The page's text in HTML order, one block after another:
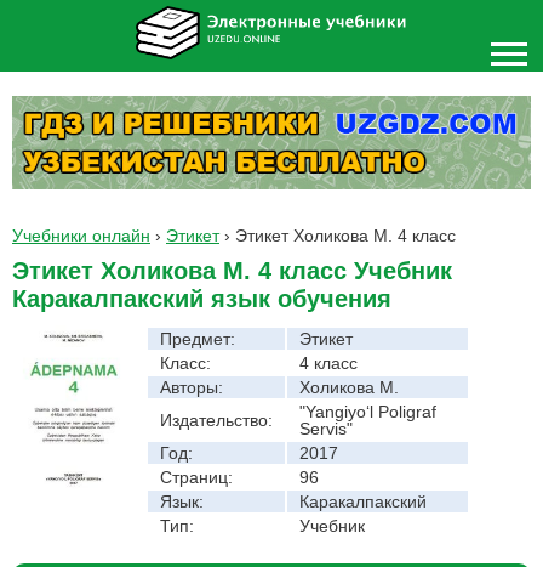
Учебники онлайн › Этикет› Этикет Холикова М. 4 класс
Этикет Холикова М. 4 класс Учебник
Каракалпакский язык обучения
Предмет:
Этикет
Класс:
4 класс
Авторы:
Холикова М.
Издательство:
"Yangiyo‘l Poligraf
Servis"
Год:
2017
Страниц:
96
Язык:
Каракалпакский
Тип:
Учебник